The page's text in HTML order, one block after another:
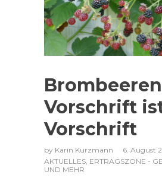
Vorschrift
Vorschrift
by Karin Kurzmann
6. August
AKTUELLES, ERTRAGSZONE -
UND MEHR